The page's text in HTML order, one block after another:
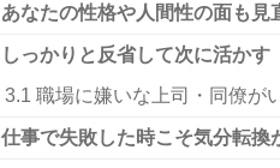
あなたの性格や人間性の面も見
しっかりと反省して次に活かす
3.1 職場に嫌いな上司・同僚が
仕事で失敗した時こそ気分転換